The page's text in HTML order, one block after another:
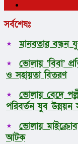
সর্বশেষঃ
মানবতার বন্ধন
ভোলায় ‘বিবা’
ও সহায়তা বিতরণ
ভোলায় বেদে
পরিবর্তন যুব উন্নয়ন
ভোলায়
আটক